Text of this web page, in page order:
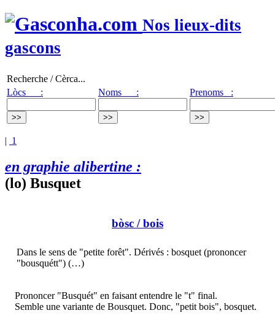
Nos lieux-dits
gascons
Recherche / Cèrca...
Lòcs :
Noms : Prenoms :
| 1
en graphie alibertine :
(lo) Busquet
bòsc / bois
Dans le sens de "petite forêt". Dérivés : bosquet (prononcer
"bousquétt") (…)
Prononcer "Busquét" en faisant entendre le "t" final.
Semble une variante de Bousquet. Donc, "petit bois", bosquet.